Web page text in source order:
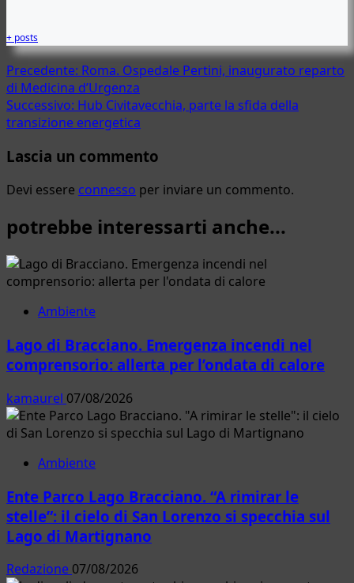
+ posts
Navigazione
articolo
Precedente: Roma. Ospedale Pertini, inaugurato reparto
di Medicina d’Urgenza
Successivo: Hub Civitavecchia, parte la sfida della
transizione energetica
Lascia un commento
Devi essere connesso per inviare un commento.
potrebbe interessarti anche...
Ambiente
Lago di Bracciano. Emergenza incendi nel
comprensorio: allerta per l’ondata di calore
kamaurel 07/08/2026
Ambiente
Ente Parco Lago Bracciano. “A rimirar le
stelle”: il cielo di San Lorenzo si specchia sul
Lago di Martignano
Redazione 07/08/2026